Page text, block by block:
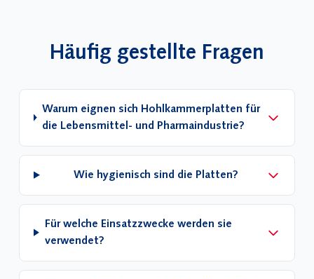
Häufig gestellte Fragen
Warum eignen sich Hohlkammerplatten für
die Lebensmittel- und Pharmaindustrie?
Wie hygienisch sind die Platten?
Für welche Einsatzzwecke werden sie
verwendet?